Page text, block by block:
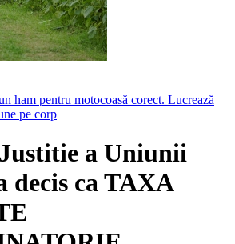
ham pentru motocoasă corect. Lucrează
pe corp
a Uniunii
decis ca TAXA